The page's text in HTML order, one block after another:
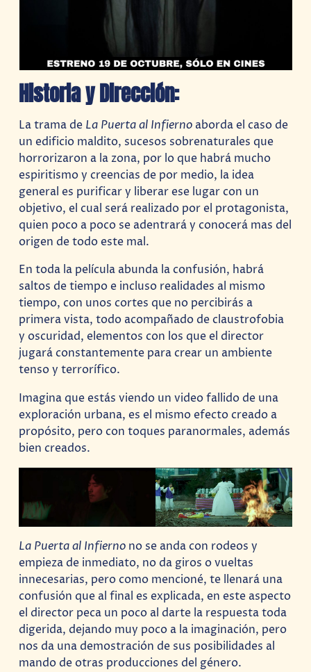
Historia y Dirección:
La trama de La Puerta al Infierno aborda el caso de
un edificio maldito, sucesos sobrenaturales que
horrorizaron a la zona, por lo que habrá mucho
espiritismo y creencias de por medio, la idea
general es purificar y liberar ese lugar con un
objetivo, el cual será realizado por el protagonista,
quien poco a poco se adentrará y conocerá mas del
origen de todo este mal.
En toda la película abunda la confusión, habrá
saltos de tiempo e incluso realidades al mismo
tiempo, con unos cortes que no percibirás a
primera vista, todo acompañado de claustrofobia
y oscuridad, elementos con los que el director
jugará constantemente para crear un ambiente
tenso y terrorífico.
Imagina que estás viendo un video fallido de una
exploración urbana, es el mismo efecto creado a
propósito, pero con toques paranormales, además
bien creados.
La Puerta al Infierno no se anda con rodeos y
empieza de inmediato, no da giros o vueltas
innecesarias, pero como mencioné, te llenará una
confusión que al final es explicada, en este aspecto
el director peca un poco al darte la respuesta toda
digerida, dejando muy poco a la imaginación, pero
nos da una demostración de sus posibilidades al
mando de otras producciones del género.